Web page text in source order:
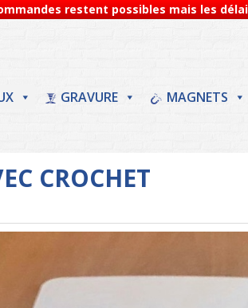
restent possibles mais les
GRAVURE
MAGNETS
CROCHET